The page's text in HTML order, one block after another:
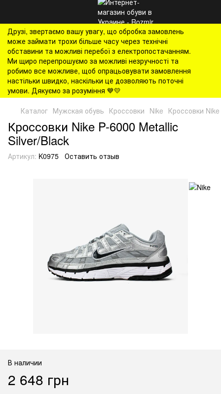
Друзі, звертаємо вашу увагу, що обробка замовлень
може займати трохи більше часу через технічні
обставини та можливі перебої з електропостачанням.
Ми щиро перепрошуємо за можливі незручності та
робимо все можливе, щоб опрацьовувати замовлення
настільки швидко, наскільки це дозволяють поточні
умови. Дякуємо за розуміння 💙💛
Каталог Мужская обувь Кроссовки Nike Кроссовки
Кроссовки Nike P-6000 Metallic
Silver/Black
Артикул: K0975 Оставить отзыв
В наличии
2 648 грн